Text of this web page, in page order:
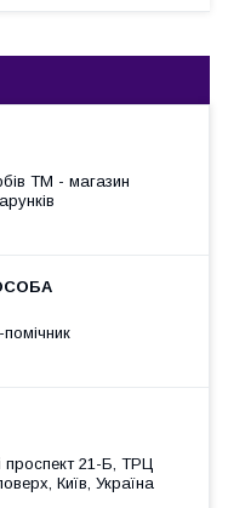
ТМ - магазин
21-Б, ТРЦ
Київ, Україна